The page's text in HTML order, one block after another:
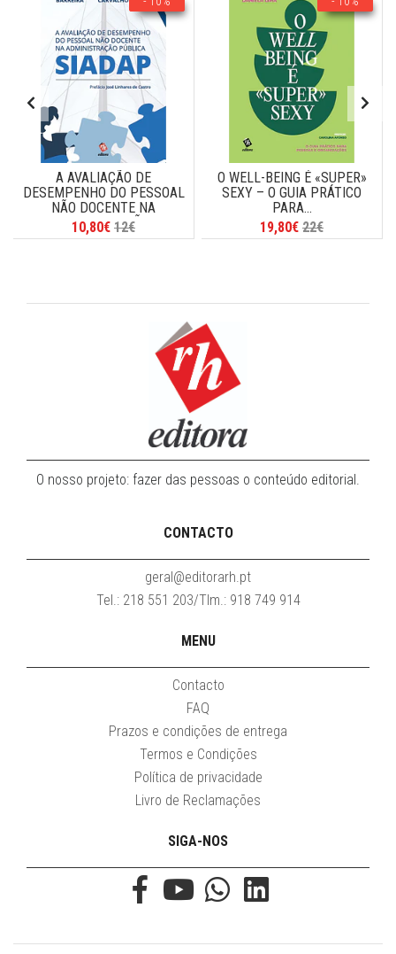
A AVALIAÇÃO DE
DESEMPENHO DO PESSOAL
NÃO DOCENTE NA
ADMINISTRAÇÃO...
10,80€ 12€
O WELL-BEING É «SUPER»
SEXY – O GUIA PRÁTICO
PARA...
19,80€ 22€
O nosso projeto: fazer das pessoas o conteúdo editorial.
CONTACTO
geral@editorarh.pt
Tel.: 218 551 203/Tlm.: 918 749 914
MENU
Contacto
FAQ
Prazos e condições de entrega
Termos e Condições
Política de privacidade
Livro de Reclamações
SIGA-NOS